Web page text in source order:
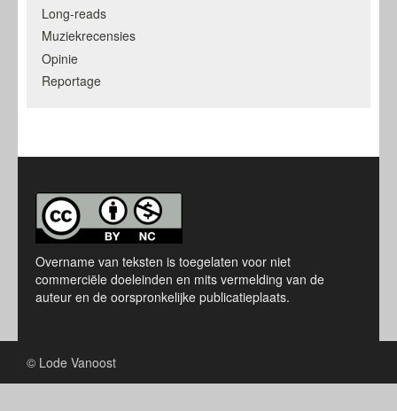
Long-reads
Muziekrecensies
Opinie
Reportage
Overname van teksten is toegelaten voor niet
commerciële doeleinden en mits vermelding van de
auteur en de oorspronkelijke publicatieplaats.
© Lode Vanoost